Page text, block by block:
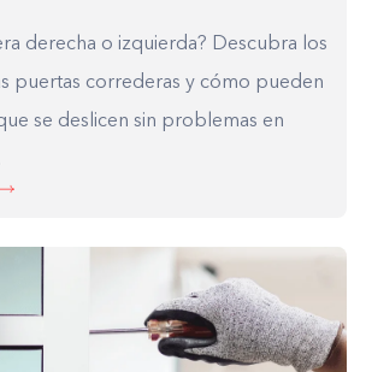
derecha o izquierda? Descubra los
puertas correderas y cómo pueden
se deslicen sin problemas en